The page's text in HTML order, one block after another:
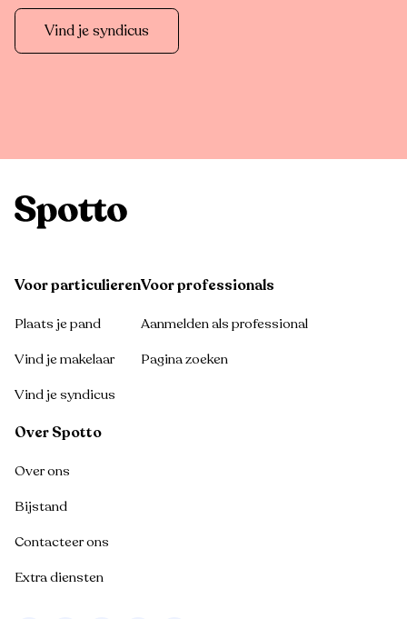
Vind je syndicus
Voor particulieren
Plaats je pand
Vind je makelaar
Vind je syndicus
Voor professionals
Aanmelden als professional
Pagina zoeken
Over Spotto
Over ons
Bijstand
Contacteer ons
Extra diensten